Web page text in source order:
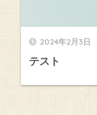
2024年2月3日
テスト